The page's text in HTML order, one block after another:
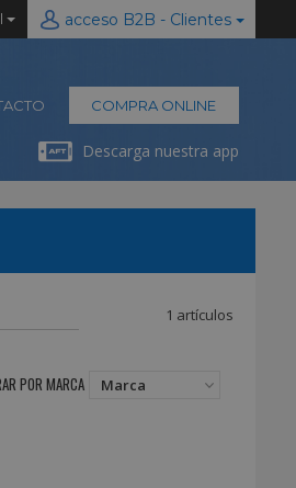
acceso B2B - Clientes
COMPRA ONLINE
Descarga nuestra app
1 artículos
POR MARCA